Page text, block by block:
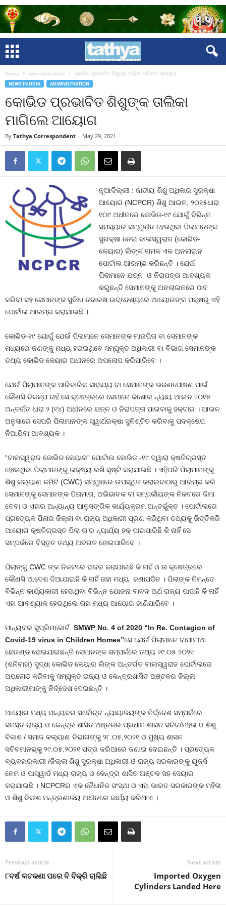
Home Administration କୋଭିଡ ପ୍ରଭାବିତ ଶିଶୁଙ୍କ ତାଲିକା ମାଗିଲେ ଆୟୋଗ
NEWS IN ODIA ADMINISTRATION
କୋଭିଡ ପ୍ରଭାବିତ ଶିଶୁଙ୍କ ତାଲିକା
ମାଗିଲେ ଆୟୋଗ
By Tathya Correspondent - May 29, 2021
ନୂଆଦିଲ୍ଲୀ : ଜାତୀୟ ଶିଶୁ ଅଧିକାର ସୁରକ୍ଷା
ଆୟୋଗ (NCPCR) ଶିଶୁ ଆଇନ, ୨୦୧୫ଧାରା
୧୦୯ ଅଧୀନରେ କୋଭିଡ-୧୯ ଯୋଗୁଁ ବିଭିନ୍ନ
ସମସ୍ୟାର ସମ୍ମୁଖୀନ ହେଉଥିବା ପିଲାମାନଙ୍କ
ସୁରକ୍ଷା ନେଇ ବାଲସ୍ୱରାଜ (କୋଭିଡ-
କେୟାର) ଲିଙ୍କ”ନାମକ ଏକ ଅନଲାଇନ
ପୋର୍ଟାଲ ଆରମ୍ଭ କରିଛନ୍ତି । ଯେଉଁ
ପିଲାମାନେ ଯତ୍ନ ଓ ନିରାପତ୍ତା ଆବଶ୍ୟକ
କରୁଛନ୍ତି ସେମାନଙ୍କୁ ଅନଲାଇନରେ ଠାବ
କରିବା ସହ ସେମାନଙ୍କ ସୁବିଧା ତଦାରଖ ଉଦ୍ଦେଶ୍ୟରେ ଆୟୋଗଙ୍କ ପକ୍ଷରୁ ଏହି
ପୋର୍ଟାଲ ଆରମ୍ଭ କରାଯାଇଛି ।
କୋଭିଡ-୧୯ ଯୋଗୁଁ ଯେଉଁ ପିଲାମାନେ ସେମାନଙ୍କ ମାତାପିତା ବା ସେମାନଙ୍କ
ମଧ୍ୟରେ ଜଣଙ୍କୁ ମଧ୍ୟ ହରାଇଥିବେ ସମ୍ପୃକ୍ତ ଅଧିକାରୀ ବା ବିଭାଗ ସେମାନଙ୍କ
ତଥ୍ୟ କୋଭିଡ କେୟାର ଅଧୀନରେ ଅପଲୋପ କରିପାରିବେ ।
ଯେଉଁ ପିଲାମାନଙ୍କ ପାରିବାରିକ ସାହାଯ୍ୟ ବା ସେମାନଙ୍କ ଭରଣପୋଷଣ ପାଇଁ
କୌଣସି ବିକଳ୍ପ ନାହିଁ ସେ କ୍ଷେତ୍ରରେ ସେମାନେ କିଶୋର ନ୍ୟାୟ ଆଇନ ୨୦୧୫
ଅନ୍ତର୍ଗତ ଧାରା ୨ (୧୪) ଅଧୀନରେ ଯତ୍ନ ଓ ନିରାପତ୍ତା ପାଇବାକୁ ହକ୍‌ଦାର । ଆଇନ
ଅନୁସାରେ ସେପରି ପିଲାମାନଙ୍କ ସ୍ୱାର୍ଥରକ୍ଷା ସୁନିଶ୍ଚିତ କରିବାକୁ ପଦକ୍ଷେପ
ନିଆଯିବା ଆବଶ୍ୟକ ।
“ବାଲସ୍ୱରାଜ କୋଭିଡ କେୟାର” ପୋର୍ଟାଲ କୋଭିଡ -୧୯ ଦ୍ୱାରା କ୍ଷତିଗ୍ରସ୍ତ
ହୋଇଥିବା ପିଲାମାନଙ୍କୁ ଲକ୍ଷ୍ୟ ରଖି ସୃଷ୍ଟି କରାଯାଇଛି । ଏହିପରି ପିଲାମାନଙ୍କୁ
ଶିଶୁ କଲ୍ୟାଣ କମିଟି (CWC) ସମ୍ମୁଖରେ ଉପସ୍ଥିତ କରାଇବାଠାରୁ ଆରମ୍ଭ କରି
ସେମାନଙ୍କୁ ସେମାନଙ୍କ ପିତାମାତା, ଅଭିଭାବକ ବା ସମ୍ପର୍କୀୟଙ୍କ ନିକଟରେ ଜିମା
ଦେବା ଓ ଏହାର ଅନ୍ୟାନ୍ୟ ଆନୁସଙ୍ଗିକ କାର୍ଯ୍ୟକ୍ରମ ଅନ୍ତର୍ଭୁକ୍ତ । ପୋର୍ଟାଲରେ
ପ୍ରତ୍ୟେକ ପିଲାର ଜିଲ୍ଲା ବା ରାଜ୍ୟ ଅଧିକାରୀ ପୂରଣ କରିଥିବା ତଥ୍ୟକୁ ଭିତ୍ତିକରି
ଆୟୋଗ କ୍ଷତିଗ୍ରସ୍ତ ପିଲା ତା’ର ନ୍ୟାର୍ଯ୍ୟ ହକ୍ ପାଇପାରିଛି କି ନାହିଁ ସେ
ସମ୍ପର୍କରେ ବିସ୍ତୃତ ତଥ୍ୟ ଅବଗତ ହୋଇପାରିବେ ।
ପିଲାଙ୍କୁ CWC ଙ୍କ ନିକଟରେ ହାଜର କରାଯାଇଛି କି ନାହିଁ ଓ ତା କ୍ଷେତ୍ରରେ
କୌଣସି ଆଦେଶ ଦିଆଯାଇଛି କି ନାହିଁ ତାହା ମଧ୍ୟ ଜଣାପଡିବ । ପିଲାଙ୍କ ନିମନ୍ତେ
ବିଭିନ୍ନ କାର୍ଯ୍ୟକାରୀ ହେଉଥିବା ବିଭିନ୍ନ ଯୋଜନା ବାବଦ ଅର୍ଥ ରାଜ୍ୟ ପାଉଛି କି ନାହିଁ
ଏହା ଆବଶ୍ୟାକ ହେଉଥିଲେ ତାହା ମଧ୍ୟ ଆୟୋଗ ଜାଣିପାରିବେ ।
ମାନ୍ୟବର ସୁପ୍ରିମକୋର୍ଟ SMWP No. 4 of 2020 “In Re. Contagion of
Covid-19 virus in Children Homes”ସେ ଯେଉଁ ପିଲାମାନେ ବାପାମାଆ
ଛେଉଣ୍ଡ ହୋଇଯାଇଛନ୍ତି ସେମାନଙ୍କ ସମ୍ପର୍କରେ ତଥ୍ୟ ୨୯.୦୫.୨୦୨୧
(ଶନିବାର) ସୁଦ୍ଧା କୋଭିଡ କେୟାର ଲିଙ୍କ ଅନ୍ତର୍ଗତ ବାଲସ୍ୱରାଜ ପୋର୍ଟାଲରେ
ଅପଲୋଡ କରିବାକୁ ସମ୍ପୃକ୍ତ ରାଜ୍ୟ ଓ କେନ୍ଦ୍ରଶାସିତ ଅଞ୍ଚଳର ଜିଲ୍ଳା
ଅଧିକାରୀମାଙ୍କୁ ନିର୍ଦ୍ଦେଶ ଦେଇଛନ୍ତି ।
ଆୟୋଗ ମଧ୍ୟ ମାନ୍ୟବର ସର୍ବୋଚ୍ଚ ନ୍ୟାୟାଳୟଙ୍କ ନିର୍ଦ୍ଦେଶ ସମ୍ପର୍କରେ
ସମସ୍ତ ରାଜ୍ୟ ଓ କେନ୍ଦ୍ର ଶାସିତ ଅଞ୍ଚଳର ପ୍ରଧାନ ଶାସନ ସଚିବ/ମହିଳା ଓ ଶିଶୁ
ବିକାଶ / ସମାଜ କଲ୍ୟାଣ ବିଭାଗଙ୍କୁ ୨୮.୦୫,୨୦୨୧ ଓ ମୁଖ୍ୟ ଶାସନ
ସଚିବମାନଭ୍‌କୁ ୨୯.୦୫.୨୦୨୧ ପତ୍ର ଜରିଆରେ ଜଣାଇ ଦେଇଛନ୍ତି । ପ୍ରତ୍ୟେକ
ବ୍ୟବହାରକାରୀ /ଜିଲ୍ଲା ଶିଶୁ ସୁରକ୍ଷା ଅଧିକାରୀ ଓ ରାଜ୍ୟ ସରକାରଙ୍କୁ ୟୁଜର୍ସ
ନେମ ଓ ପାସ୍‌ୱାର୍ଡ ମଧ୍ୟ ରାଜ୍ୟ ଓ କେନ୍ଦ୍ର ଶାସିତ ଅଞ୍ଚଳ ସହ ସେୟାର
କରାଯାଇଛି । NCPCRର ଏକ ବୈଧାନିକ ସଂସ୍ଥା ଓ ଏହା ଭାରତ ସରକାରଙ୍କ ମହିଳା
ଓ ଶିଶୁ ବିକାଶ ମନ୍ତ୍ରଣାଳୟ ଅଧୀନରେ କାର୍ଯ୍ୟ କରିଥାଏ ।
Previous article
୮ବର୍ଷ କଟକଣା ପରେ ବି ବିକ୍ରି ଚାଲିଛି
Next article
Imported Oxygen
Cylinders Landed Here